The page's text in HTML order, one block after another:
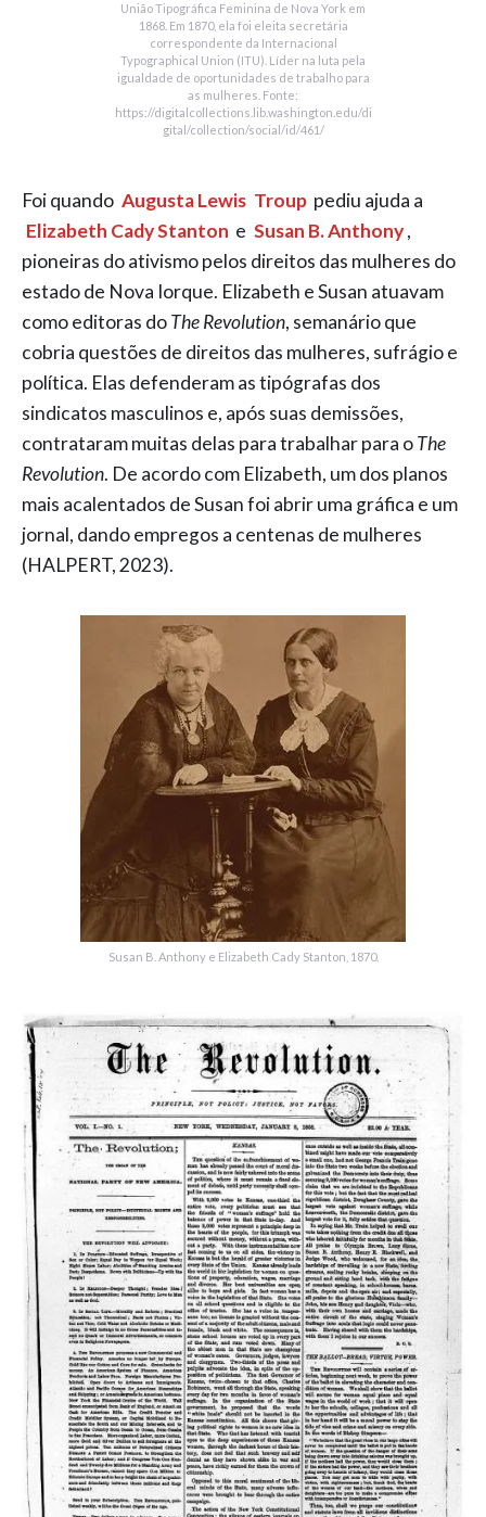
União Tipográfica Feminina de Nova York em
1868. Em 1870, ela foi eleita secretária
correspondente da Internacional
Typographical Union (ITU). Líder na luta pela
igualdade de oportunidades de trabalho para
as mulheres. Fonte:
https://digitalcollections.lib.washington.edu/di
gital/collection/social/id/461/
Foi quando Augusta Lewis Troup pediu ajuda a
Elizabeth Cady Stanton e Susan B. Anthony ,
pioneiras do ativismo pelos direitos das mulheres do
estado de Nova Iorque. Elizabeth e Susan atuavam
como editoras doThe Revolution, semanário que
cobria questões de direitos das mulheres, sufrágio e
política. Elas defenderam as tipógrafas dos
sindicatos masculinos e, após suas demissões,
contrataram muitas delas para trabalhar para oThe
Revolution. De acordo com Elizabeth, um dos planos
mais acalentados de Susan foi abrir uma gráfica e um
jornal, dando empregos a centenas de mulheres
(HALPERT, 2023).
Susan B. Anthony e Elizabeth Cady Stanton, 1870.